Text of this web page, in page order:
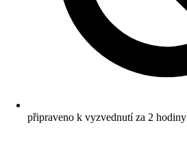
připraveno k vyzvednutí za 2 hodiny